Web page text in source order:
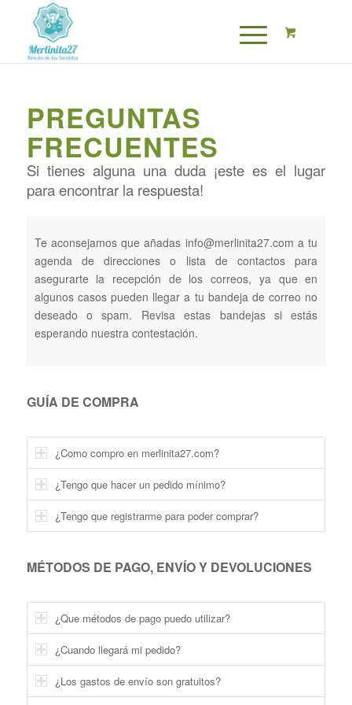
PREGUNTAS
FRECUENTES
Si tienes alguna una duda ¡este es el lugar
para encontrar la respuesta!
Te aconsejamos que añadas info@merlinita27.com a tu
agenda de direcciones o lista de contactos para
asegurarte la recepción de los correos, ya que en
algunos casos pueden llegar a tu bandeja de correo no
deseado o spam. Revisa estas bandejas si estás
esperando nuestra contestación.
GUÍA DE COMPRA
¿Como compro en merlinita27.com?
¿Tengo que hacer un pedido mínimo?
¿Tengo que registrarme para poder comprar?
MÉTODOS DE PAGO, ENVÍO Y DEVOLUCIONES
¿Que métodos de pago puedo utilizar?
¿Cuando llegará mi pedido?
¿Los gastos de envío son gratuitos?